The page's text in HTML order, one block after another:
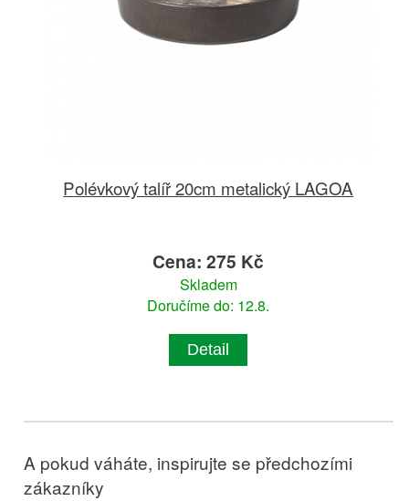
Polévkový talíř 20cm metalický LAGOA
Cena: 275 Kč
Skladem
Doručíme do: 12.8.
Detail
A pokud váháte, inspirujte se předchozími
zákazníky